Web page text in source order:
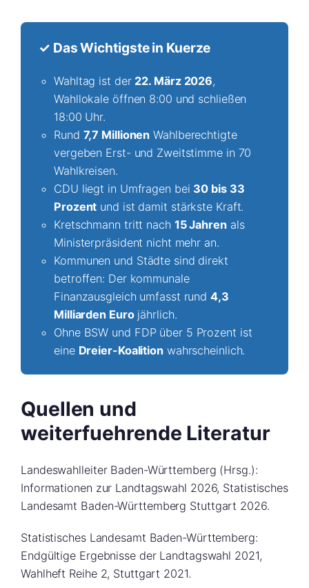
✓ Das Wichtigste in Kuerze
Wahltag ist der 22. März 2026,
Wahllokale öffnen 8:00 und schließen
18:00 Uhr.
Rund 7,7 Millionen Wahlberechtigte
vergeben Erst- und Zweitstimme in 70
Wahlkreisen.
CDU liegt in Umfragen bei 30 bis 33
Prozent und ist damit stärkste Kraft.
Kretschmann tritt nach 15 Jahrenals
Ministerpräsident nicht mehr an.
Kommunen und Städte sind direkt
betroffen: Der kommunale
Finanzausgleich umfasst rund4,3
Milliarden Eurojährlich.
Ohne BSW und FDP über 5 Prozent ist
eine Dreier-Koalitionwahrscheinlich.
Quellen und
weiterfuehrende Literatur
Landeswahlleiter Baden-Württemberg (Hrsg.):
Informationen zur Landtagswahl 2026, Statistisches
Landesamt Baden-Württemberg Stuttgart 2026.
Statistisches Landesamt Baden-Württemberg:
Endgültige Ergebnisse der Landtagswahl 2021,
Wahlheft Reihe 2, Stuttgart 2021.